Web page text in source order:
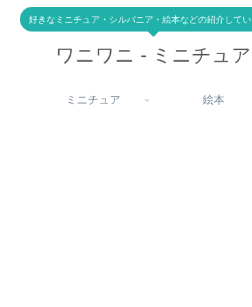
好きなミニチュア・シルバニア・絵本などの紹介してい
ワニワニ - ミニチュア
ミニチュア 絵本